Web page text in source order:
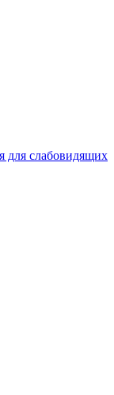
для слабовидящих